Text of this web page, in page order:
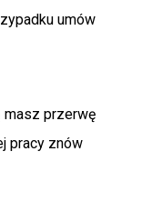
umów
masz przerwę
pracy znów